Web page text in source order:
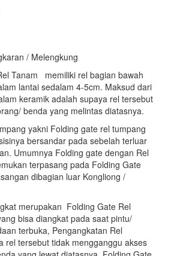
/ Melengkung
Tanam memiliki rel bagian bawah
lantai sedalam 4-5cm. Maksud dari
keramik adalah supaya rel tersebut
benda yang melintas diatasnya.
yakni Folding gate rel tumpang
bersandar pada sebelah terluar
Umumnya Folding gate dengan Rel
terpasang pada Folding Gate
dibagian luar Kongliong /
merupakan Folding Gate Rel
bisa diangkat pada saat pintu/
terbuka, Pengangkatan Rel
rel tersebut tidak mengganggu akses